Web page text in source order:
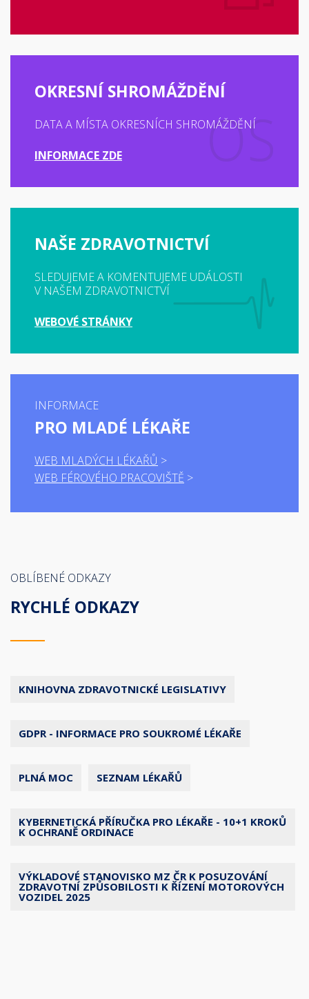
OKRESNÍ SHROMÁŽDĚNÍ
DATA A MÍSTA OKRESNÍCH SHROMÁŽDĚNÍ
INFORMACE ZDE
NAŠE ZDRAVOTNICTVÍ
SLEDUJEME A KOMENTUJEME UDÁLOSTI
V NAŠEM ZDRAVOTNICTVÍ
WEBOVÉ STRÁNKY
INFORMACE
PRO MLADÉ LÉKAŘE
WEB MLADÝCH LÉKAŘŮ
WEB FÉROVÉHO PRACOVIŠTĚ
OBLÍBENÉ ODKAZY
RYCHLÉ ODKAZY
KNIHOVNA ZDRAVOTNICKÉ LEGISLATIVY
GDPR - INFORMACE PRO SOUKROMÉ LÉKAŘE
PLNÁ MOC SEZNAM LÉKAŘŮ
KYBERNETICKÁ PŘÍRUČKA PRO LÉKAŘE - 10+1 KROKŮ
K OCHRANĚ ORDINACE
VÝKLADOVÉ STANOVISKO MZ ČR K POSUZOVÁNÍ
ZDRAVOTNÍ ZPŮSOBILOSTI K ŘÍZENÍ MOTOROVÝCH
VOZIDEL 2025